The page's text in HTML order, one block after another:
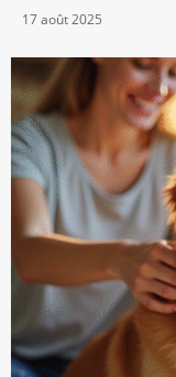
17 août 2025